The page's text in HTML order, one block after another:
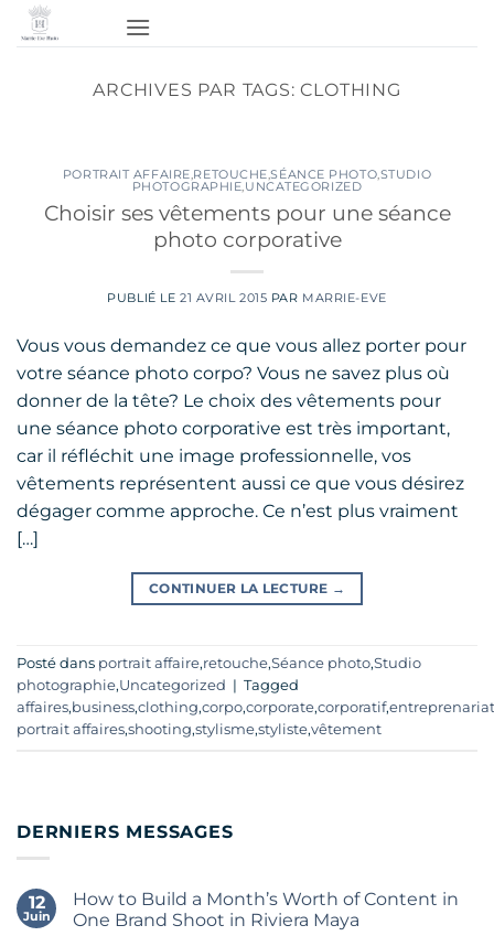
Passer
ARCHIVES PAR TAGS:CLOTHING
PORTRAIT AFFAIRE,RETOUCHE,SÉANCE PHOTO,STUDIO
PHOTOGRAPHIE,UNCATEGORIZED
Choisir ses vêtements pour une séance
photo corporative
PUBLIÉ LE 21 AVRIL 2015 PAR MARRIE-EVE
Vous vous demandez ce que vous allez porter pour
votre séance photo corpo? Vous ne savez plus où
donner de la tête? Le choix des vêtements pour
une séance photo corporative est très important,
car il réfléchit une image professionnelle, vos
vêtements représentent aussi ce que vous désirez
dégager comme approche. Ce n’est plus vraiment
[…]
CONTINUER LA LECTURE →
Posté dans portrait affaire,retouche,Séance photo,Studio
photographie,Uncategorized | Tagged
affaires,business,clothing,corpo,corporate,corporatif,entreprenariat
portrait affaires,shooting,stylisme,styliste,vêtement
DERNIERS MESSAGES
12
Juin
How to Build a Month’s Worth of Content in
One Brand Shoot in Riviera Maya